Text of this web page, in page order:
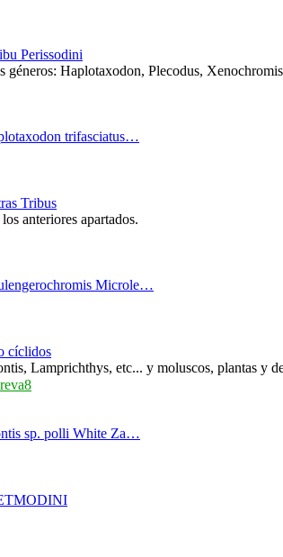
Perissodini
géneros: Haplotaxodon, Plecodus,
trifasciatus…
Tribus
anteriores apartados.
Microle…
cíclidos
Lamprichthys, etc... y moluscos, plantas y
sp. polli White Za…